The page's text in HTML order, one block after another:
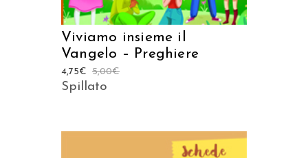
Viviamo insieme il
Vangelo – Preghiere
5,00€
4,75€
Spillato